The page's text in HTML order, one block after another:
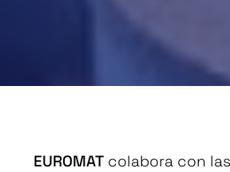
EUROMATcolabora con